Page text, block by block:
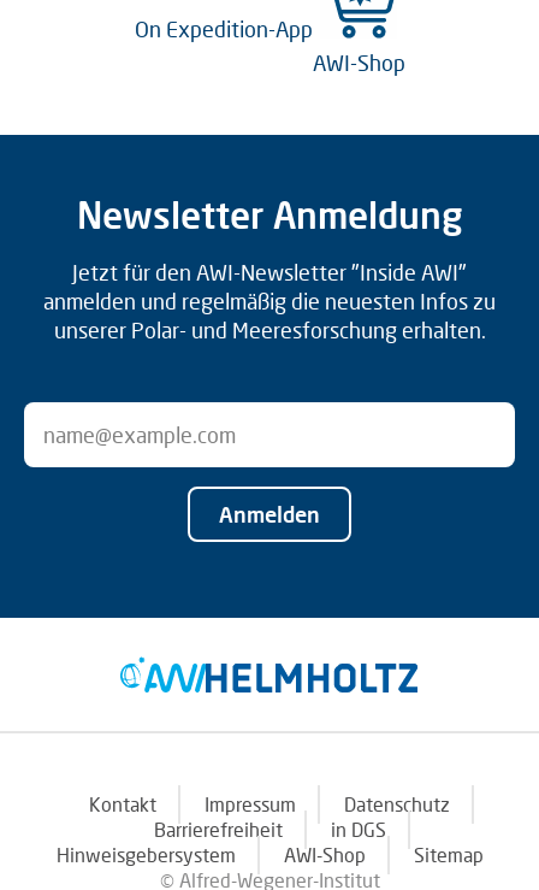
On Expedition-App
AWI-Shop
Newsletter Anmeldung
Jetzt für den AWI-Newsletter "Inside AWI"
anmelden und regelmäßig die neuesten Infos zu
unserer Polar- und Meeresforschung erhalten.
Anmelden
Kontakt Impressum
Datenschutz
Barrierefreiheit
in DGS
Hinweisgebersystem
AWI-Shop
Sitemap
© Alfred-Wegener-Institut